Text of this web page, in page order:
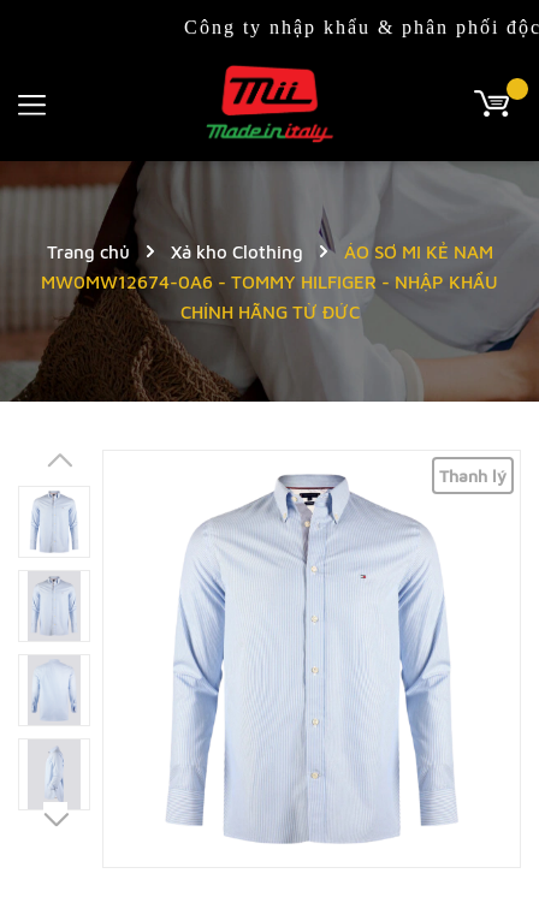
Công ty nhập khẩu & phân phối độc
Trang chủ Xả kho Clothing
ÁO SƠ MI KẺ NAM
MW0MW12674-0A6 - TOMMY HILFIGER - NHẬP KHẨU
CHÍNH HÃNG TỪ ĐỨC
Thanh lý